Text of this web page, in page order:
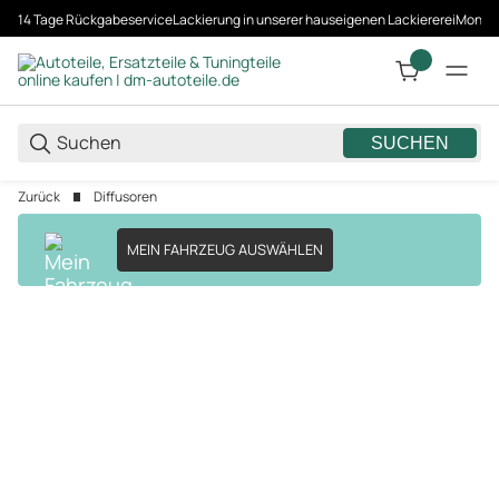
14 Tage RückgabeserviceLackierung in unserer hauseigenen Lackiererei
SUCHEN
Zurück Diffusoren
MEIN FAHRZEUG AUSWÄHLEN